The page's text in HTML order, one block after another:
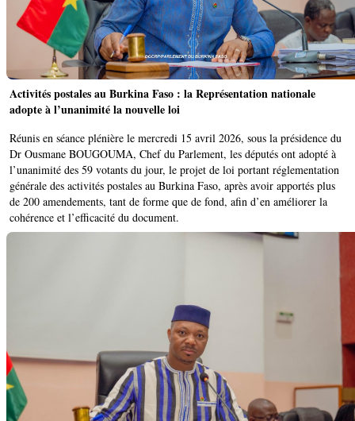
Activités postales au Burkina Faso : la Représentation nationale
adopte à l’unanimité la nouvelle loi
Réunis en séance plénière le mercredi 15 avril 2026, sous la présidence du
Dr Ousmane BOUGOUMA, Chef du Parlement, les députés ont adopté à
l’unanimité des 59 votants du jour, le projet de loi portant réglementation
générale des activités postales au Burkina Faso, après avoir apportés plus
de 200 amendements, tant de forme que de fond, afin d’en améliorer la
cohérence et l’efficacité du document.